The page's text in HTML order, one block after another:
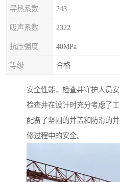
导热系数 243
吸声系数 2322
抗压强度 40MPa
等级 合格
安全性能，检查井守护人员
检查井在设计时充分考虑了
配备了坚固的井盖和防滑的
修过程中的安全。